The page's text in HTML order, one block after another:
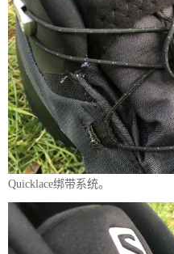
Quicklace绑带系统。